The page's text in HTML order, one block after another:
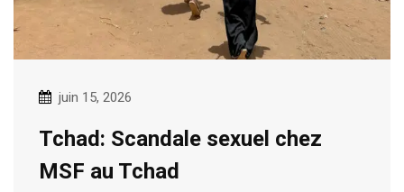
juin 15, 2026
Tchad: Scandale sexuel chez
MSF au Tchad